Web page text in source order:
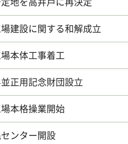
建設に関する和解成立
本体工事着工
正用記念財団設立
本格操業開始
ンター開設